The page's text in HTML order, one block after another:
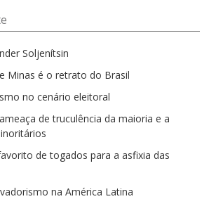
Soljenítsin
Minas é o retrato do Brasil
no cenário eleitoral
de truculência da maioria e a
de togados para a asfixia das
na América Latina